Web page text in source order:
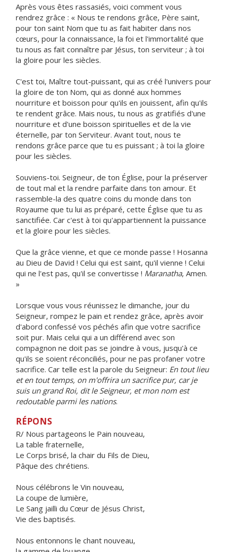
Après vous êtes rassasiés, voici comment vous
rendrez grâce : « Nous te rendons grâce, Père saint,
pour ton saint Nom que tu as fait habiter dans nos
cœurs, pour la connaissance, la foi et l'immortalité que
tu nous as fait connaître par Jésus, ton serviteur ; à toi
la gloire pour les siècles.
C'est toi, Maître tout-puissant, qui as créé l'univers pour
la gloire de ton Nom, qui as donné aux hommes
nourriture et boisson pour qu'ils en jouissent, afin qu'ils
te rendent grâce. Mais nous, tu nous as gratifiés d'une
nourriture et d'une boisson spirituelles et de la vie
éternelle, par ton Serviteur. Avant tout, nous te
rendons grâce parce que tu es puissant ; à toi la gloire
pour les siècles.
Souviens-toi. Seigneur, de ton Église, pour la préserver
de tout mal et la rendre parfaite dans ton amour. Et
rassemble-la des quatre coins du monde dans ton
Royaume que tu lui as préparé, cette Église que tu as
sanctifiée. Car c'est à toi qu'appartiennent la puissance
et la gloire pour les siècles.
Que la grâce vienne, et que ce monde passe ! Hosanna
au Dieu de David ! Celui qui est saint, qu'il vienne ! Celui
qui ne l'est pas, qu'il se convertisse ! Maranatha, Amen.
»
Lorsque vous vous réunissez le dimanche, jour du
Seigneur, rompez le pain et rendez grâce, après avoir
d'abord confessé vos péchés afin que votre sacrifice
soit pur. Mais celui qui a un différend avec son
compagnon ne doit pas se joindre à vous, jusqu'à ce
qu'ils se soient réconciliés, pour ne pas profaner votre
sacrifice. Car telle est la parole du Seigneur: En tout lieu
et en tout temps, on m'offrira un sacrifice pur, car je
suis un grand Roi, dit le Seigneur, et mon nom est
redoutable parmi les nations.
RÉPONS
R/ Nous partageons le Pain nouveau,
La table fraternelle,
Le Corps brisé, la chair du Fils de Dieu,
Pâque des chrétiens.
Nous célébrons le Vin nouveau,
La coupe de lumière,
Le Sang jailli du Cœur de Jésus Christ,
Vie des baptisés.
Nous entonnons le chant nouveau,